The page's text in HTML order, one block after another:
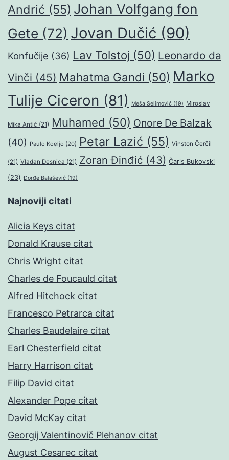
Andrić (55) Johan Volfgang fon
Gete (72) Jovan Dučić (90)
Konfučije (36) Lav Tolstoj (50) Leonardo da
Vinči (45) Mahatma Gandi (50) Marko
Tulije Ciceron (81) Meša Selimović (19) Miroslav
Mika Antić (21) Muhamed (50) Onore De Balzak
(40) Paulo Koeljo (20) Petar Lazić (55) Vinston Čerčil
(21) Vladan Desnica (21) Zoran Đinđić (43) Čarls Bukovski
(23) Đorđe Balašević (19)
Najnoviji citati
Alicia Keys citat
Donald Krause citat
Chris Wright citat
Charles de Foucauld citat
Alfred Hitchock citat
Francesco Petrarca citat
Charles Baudelaire citat
Earl Chesterfield citat
Harry Harrison citat
Filip David citat
Alexander Pope citat
David McKay citat
Georgij Valentinovič Plehanov citat
August Cesarec citat